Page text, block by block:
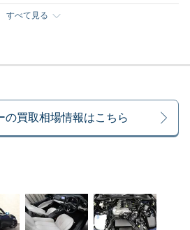
すべて見る
の買取相場情報はこちら